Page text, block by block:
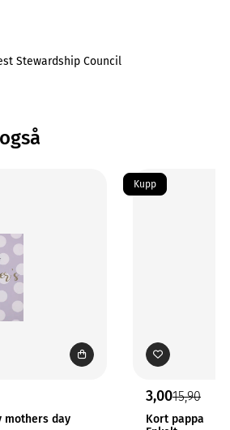
Stewardship Council
mothers day
Kupp
3,0015,90
Kort pappa